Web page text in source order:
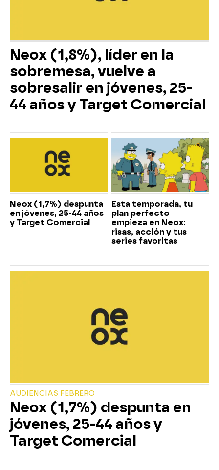
Neox (1,8%), líder en la
sobremesa, vuelve a
sobresalir en jóvenes, 25-
44 años y Target Comercial
Neox (1,7%) despunta
en jóvenes, 25-44 años
y Target Comercial
Esta temporada, tu
plan perfecto
empieza en Neox:
risas, acción y tus
series favoritas
AUDIENCIAS FEBRERO
Neox (1,7%) despunta en
jóvenes, 25-44 años y
Target Comercial